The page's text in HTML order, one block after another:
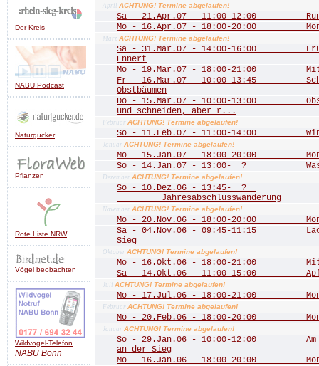
Der Kreis
NABU Podcast
Naturgucker
Pflanzen
Rote Liste NRW
Vögel beobachten
Wildvogel-Telefon
NABU Bonn
April ACHTUNG! Termine abgelaufen!
Sa - 21.Apr.07 - 11:00-12:00 Rund
Mo - 16.Apr.07 - 18:00-20:00
März ACHTUNG! Termine abgelaufen!
Sa - 31.Mar.07 - 14:00-16:00
Ennert
Mo - 19.Mar.07 - 18:00-21:00
Fr - 16.Mar.07 - 10:00-13:45
Obstbäumen
Do - 15.Mar.07 - 10:00-13:00
und schneiden, aber r...
Februar ACHTUNG! Termine abgelaufen!
So - 11.Feb.07 - 11:00-14:00
Januar ACHTUNG! Termine abgelaufen!
Mo - 15.Jan.07 - 18:00-20:00
So - 14.Jan.07 - 13:00- ?
Dezember ACHTUNG! Termine abgelaufen!
So - 10.Dez.06 - 13:45- ?
Jahresabschlusswanderung
November ACHTUNG! Termine abgelaufen!
Mo - 20.Nov.06 - 18:00-20:00
Sa - 04.Nov.06 - 09:45-11:15
Sieg
Oktober ACHTUNG! Termine abgelaufen!
Mo - 16.Okt.06 - 18:00-21:00
Sa - 14.Okt.06 - 11:00-15:00
Juli ACHTUNG! Termine abgelaufen!
Mo - 17.Jul.06 - 18:00-21:00
Februar ACHTUNG! Termine abgelaufen!
Mo - 20.Feb.06 - 18:00-20:00
Januar ACHTUNG! Termine abgelaufen!
So - 29.Jan.06 - 10:00-12:00 Am
an der Sieg
Mo - 16.Jan.06 - 18:00-20:00